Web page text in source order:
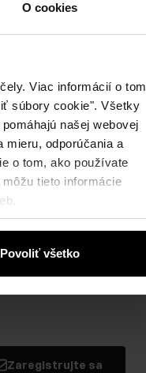
O cookies
Viac informácií o tom
súbory cookie". Všetky
našej webovej
mieru, odporúčania a
o tom, ako používate
tieto informácie
Povoliť všetko
Zaregistrujte sa